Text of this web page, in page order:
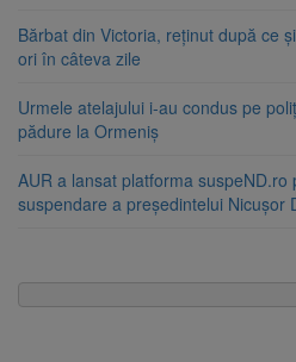
Bărbat din Victoria, reținut după ce
ori în câteva zile
Urmele atelajului i-au condus pe
pădure la Ormeniș
AUR a lansat platforma
suspendare a președintelui Nicușor